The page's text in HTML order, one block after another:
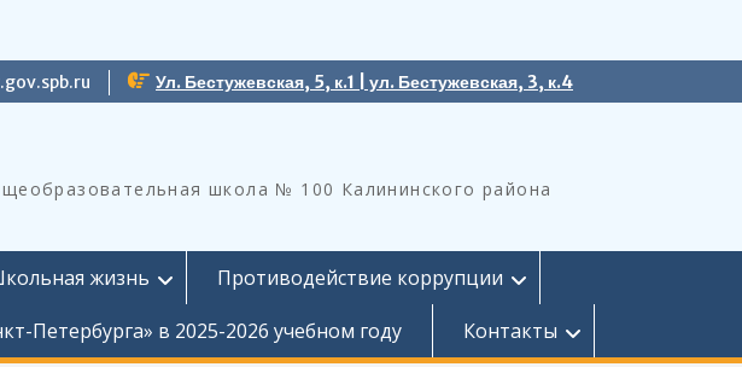
Ул. Бестужевская, 5, к.1 | ул. Бестужевская, 3, к.4
школа № 100 Калининского района
жизнь
Противодействие коррупции
Петербурга» в 2025-2026 учебном году Контакты